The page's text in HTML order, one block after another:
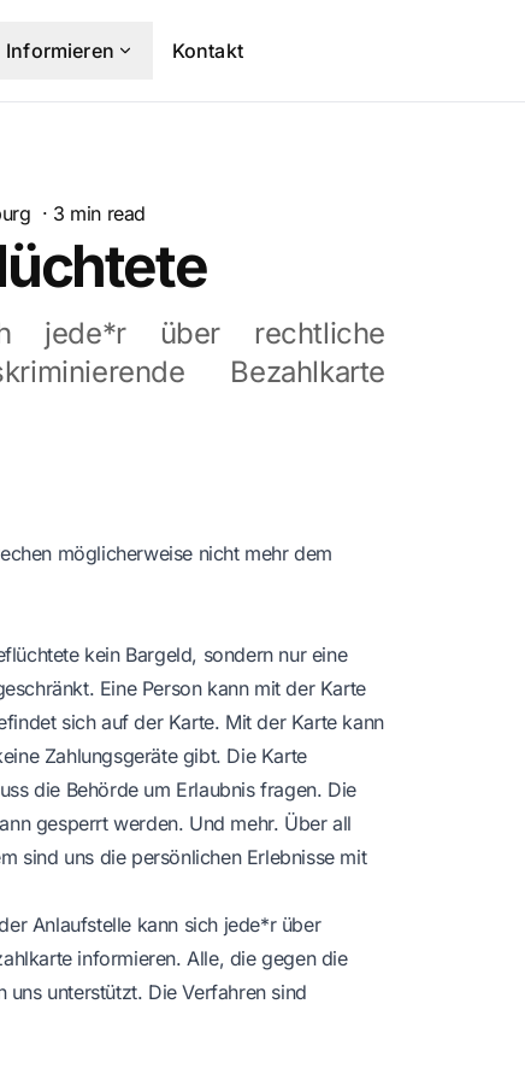
Informieren Kontakt
· 3 min read
jede*r über rechtliche
Bezahlkarte
möglicherweise nicht mehr dem
kein Bargeld, sondern nur eine
Eine Person kann mit der Karte
sich auf der Karte. Mit der Karte kann
Zahlungsgeräte gibt. Die Karte
die Behörde um Erlaubnis fragen. Die
gesperrt werden. Und mehr. Über all
sind uns die persönlichen Erlebnisse mit
Anlaufstelle kann sich jede*r über
informieren. Alle, die gegen die
unterstützt. Die Verfahren sind